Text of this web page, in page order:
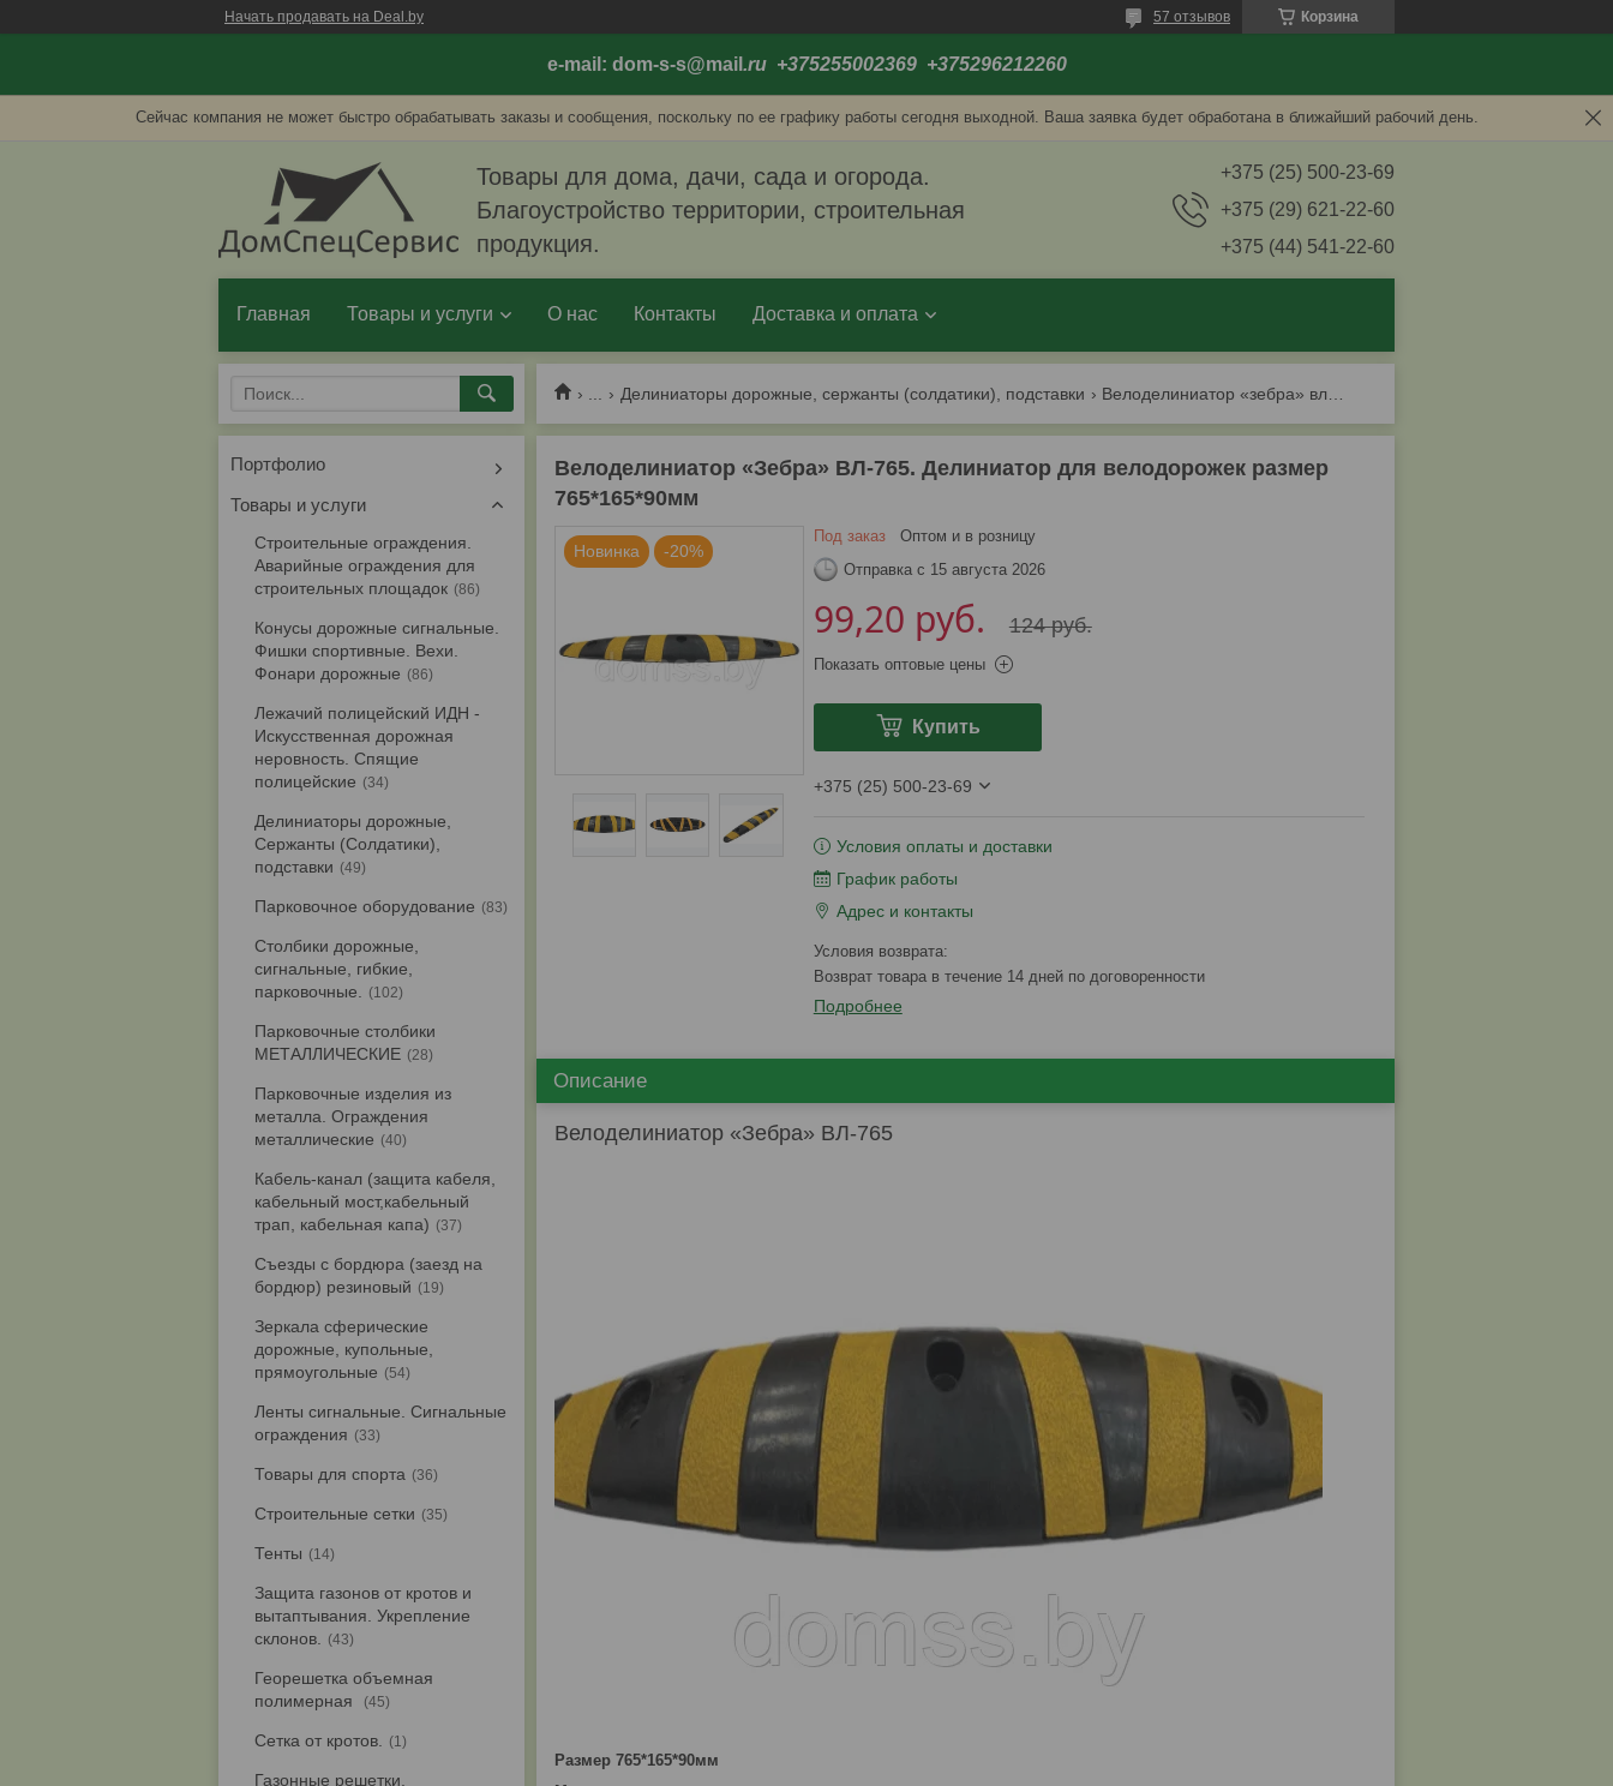
Начать продавать на Deal.by Корзина
57 отзывов
e-mail: dom-s-s@mail .ru +375255002369 +375296212260
Сейчас компания не может быстро обрабатывать заказы и сообщения, поскольку по ее графику работы сегодня выходной. Ваша заявка будет обработана в ближайший рабочий день.
Товары для дома, дачи, сада и огорода.
Благоустройство территории, строительная
продукция.
+375 (25) 500-23-69
+375 (29) 621-22-60
+375 (44) 541-22-60
Главная Товары и услуги О нас Контакты Доставка и оплата
Делиниаторы дорожные, сержанты (солдатики), подставки
Велоделиниатор «Зебра» ВЛ-765. Делиниатор для велодорожек размер
765*165*90мм
Новинка -20%
Под заказ
Оптом и в розницу
Отправка с 15 августа 2026
124руб.
99,20 руб.
Показать оптовые цены
Купить
+375 (25) 500-23-69
Условия оплаты и доставки
График работы
Адрес и контакты
возврат товара в течение 14 дней по договоренности
Подробнее
Описание
Велоделиниатор «Зебра» ВЛ-765
Размер 765*165*90мм
Портфолио
Товары и услуги
Строительные ограждения.
Аварийные ограждения для
строительных площадок
86
Конусы дорожные сигнальные.
Фишки спортивные. Вехи.
Фонари дорожные
86
Лежачий полицейский ИДН -
Искусственная дорожная
неровность. Спящие
полицейские
34
Делиниаторы дорожные,
Сержанты (Солдатики),
подставки
49
Парковочное оборудование 83
Столбики дорожные,
сигнальные, гибкие,
парковочные.
102
Парковочные столбики
МЕТАЛЛИЧЕСКИЕ
28
Парковочные изделия из
металла. Ограждения
металлические
40
Кабель-канал (защита кабеля,
кабельный мост,кабельный
трап, кабельная капа)
37
Съезды с бордюра (заезд на
бордюр) резиновый
19
Зеркала сферические
дорожные, купольные,
прямоугольные
54
Ленты сигнальные. Сигнальные
ограждения
33
Товары для спорта 36
Строительные сетки 35
Тенты 14
Защита газонов от кротов и
вытаптывания. Укрепление
склонов.
43
Георешетка объемная
полимерная
45
Сетка от кротов. 1
Газонные решетки.